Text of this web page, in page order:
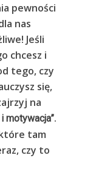
pewności
nas
Jeśli
chcesz i
tego, czy
się,
na
motywacja”.
tam
czy to